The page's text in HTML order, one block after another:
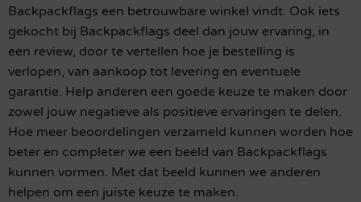
Backpackflags een betrouwbare winkel vindt. Ook iets
gekocht bij Backpackflags deel dan jouw ervaring, in
een review, door te vertellen hoe je bestelling is
verlopen, van aankoop tot levering en eventuele
garantie. Help anderen een goede keuze te maken door
zowel jouw negatieve als positieve ervaringen te delen.
Hoe meer beoordelingen verzameld kunnen worden hoe
beter en completer we een beeld van Backpackflags
kunnen vormen. Met dat beeld kunnen we anderen
helpen om een juiste keuze te maken.